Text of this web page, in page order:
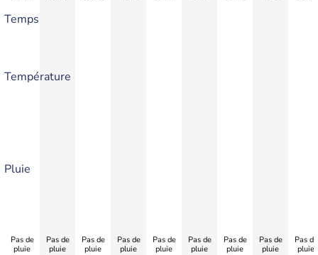
Temps
Température
Pluie
Pas de
pluie
Pas de
pluie
Pas de
pluie
Pas de
pluie
Pas de
pluie
Pas de
pluie
Pas de
pluie
Pas de
pluie
Pas de
pluie